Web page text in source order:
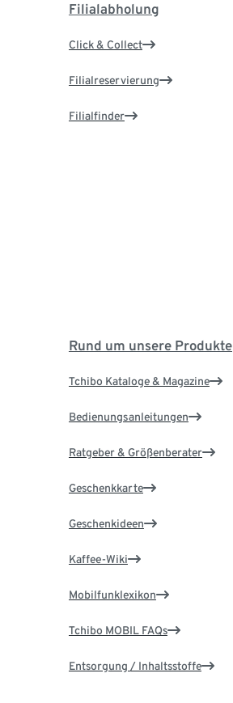
Filialabholung
Click & Collect
Filialreservierung
Filialfinder
Rund um unsere Produkte
Tchibo Kataloge & Magazine
Bedienungsanleitungen
Ratgeber & Größenberater
Geschenkkarte
Geschenkideen
Kaffee-Wiki
Mobilfunklexikon
Tchibo MOBIL FAQs
Entsorgung / Inhaltsstoffe